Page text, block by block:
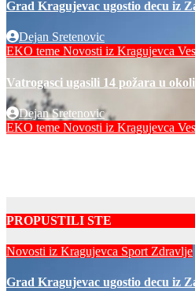
Grad Kragujevac ugostio decu iz
Dejan Sretenovic
EKO teme Novosti iz Kragujevca
Vatrogasci ugasili 14 požara u
Dejan Sretenovic
EKO teme Novosti iz Kragujevca
PROPUSTILI STE
Novosti iz Kragujevca Sport Zdravlje
Grad Kragujevac ugostio decu iz